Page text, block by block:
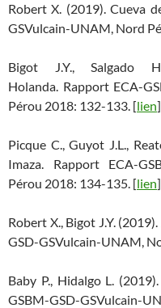
Robert X. (2019). Cueva
GSVulcain-UNAM, Nord
Bigot J.Y., Salgado
Holanda. Rapport ECA-
Pérou 2018: 132-133. [lien]
Picque C., Guyot J.L.,
Imaza. Rapport ECA-
Pérou 2018: 134-135. [lien]
Robert X., Bigot J.Y.
GSD-GSVulcain-UNAM,
Baby P., Hidalgo L.
GSBM-GSD-GSVulcain-